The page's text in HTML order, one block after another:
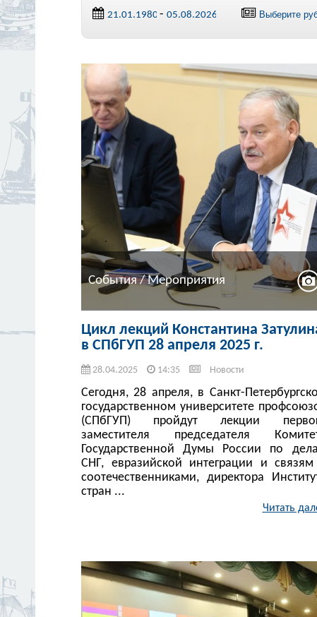
-
События / Мероприятия
Цикл лекций Константина
в СПбГУП 28 апреля 2025 г.
28.04.2025 14:35 Новости
Сегодня, 28 апреля, в Санкт-
государственном университете
(СПбГУП) пройдут лекции
заместителя председателя
Государственной Думы России по
СНГ, евразийской интеграции и
соотечественниками, директора
стран ...
Читать